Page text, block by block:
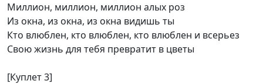
Миллион, миллион, миллион алых роз
Из окна, из окна, из окна видишь ты
Кто влюблен, кто влюблен, кто влюблен и всерьез
Свою жизнь для тебя превратит в цветы
[Куплет 3]